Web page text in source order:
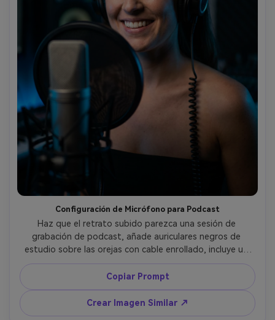
Configuración de Micrófono para Podcast
Haz que el retrato subido parezca una sesión de
grabación de podcast, añade auriculares negros de
estudio sobre las orejas con cable enrollado, incluye un
micrófono condensador borroso y filtro antipop en
primer plano, iluminación de estudio intensa con acento
azul, poca profundidad de campo, tomada con Sony A7S
III 50mm f/1.4, ángulo tres cuartos, detalle realista de piel,
vibras de creador de contenido --ar 4:5
Copiar Prompt
Crear Imagen Similar ↗